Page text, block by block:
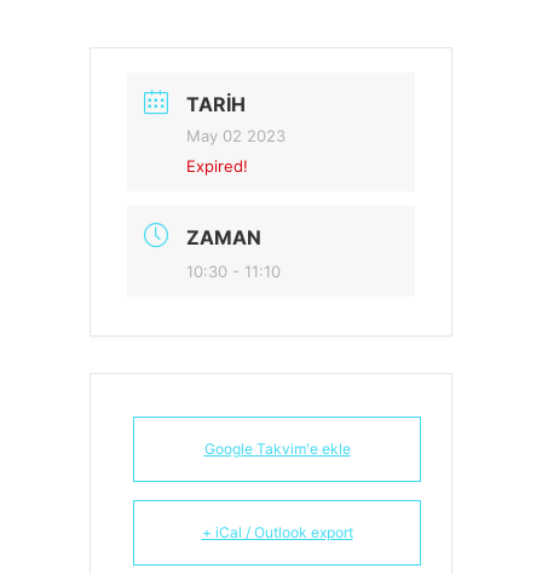
TARIH
May 02 2023
Expired!
ZAMAN
10:30 - 11:10
Google Takvim'e ekle
+ iCal / Outlook export